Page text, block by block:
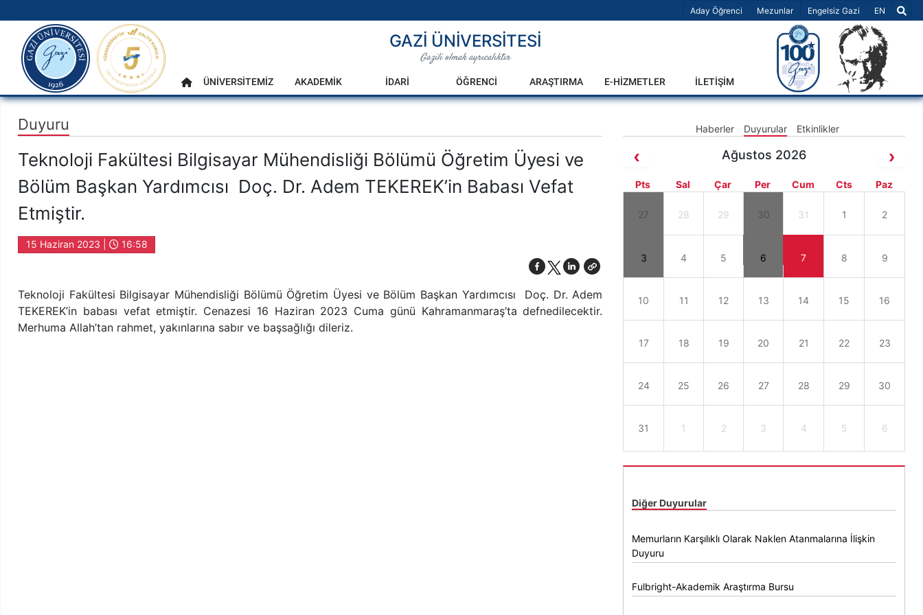
Aday Öğrenci Mezunlar Engelsiz Gazi Dil Seçiniz
EN
Ana Menü
gazi.edu.tr
GAZİ ÜNİVERSİTESİ
Gazili olmak ayrıcalıktır
Anasayfa
ÜNİVERSİTEMİZ AKADEMİK İDARİ ÖĞRENCİ ARAŞTIRMA E-HİZMETLER İLETİŞİM
Duyuru Haberler Duyurular Etkinlikler
Teknoloji Fakültesi Bilgisayar Mühendisliği Bölümü Öğretim Üyesi ve
Bölüm Başkan Yardımcısı Doç. Dr. Adem TEKEREK’in Babası Vefat
Etmiştir.
15 Haziran 2023 | 16:58
Teknoloji Fakültesi Bilgisayar Mühendisliği Bölümü Öğretim Üyesi ve Bölüm Başkan Yardımcısı Doç. Dr. Adem
TEKEREK’in babası vefat etmiştir. Cenazesi 16 Haziran 2023 Cuma günü Kahramanmaraş’ta defnedilecektir.
Merhuma Allah’tan rahmet, yakınlarına sabır ve başsağlığı dileriz.
Ağustos 2026
Pts Sal Çar Per Cum Cts Paz
27 28 29 30 31 1 2
3 4 5 6 7 8 9
10 11 12 13 14 15 16
17 18 19 20 21 22 23
24 25 26 27 28 29 30
31 1 2 3 4 5 6
Diğer Duyurular
Memurların Karşılıklı Olarak Naklen Atanmalarına İlişkin
Duyuru
Fulbright-Akademik Araştırma Bursu